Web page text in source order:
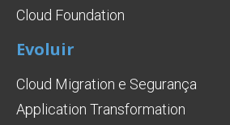
Cloud Foundation
Evoluir
Cloud Migration e Segurança
Application Transformation